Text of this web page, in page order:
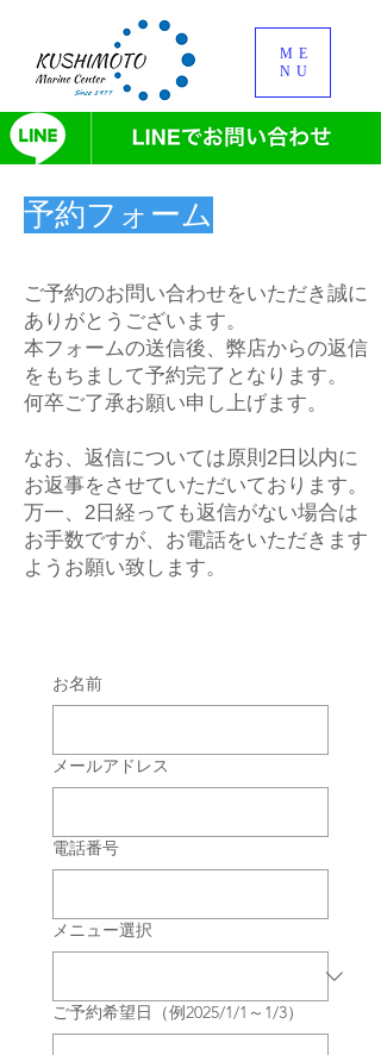
ME
NU
予約フォーム
ご予約のお問い合わせをいただき誠に
ありがとうございます。
本フォームの送信後、弊店からの返信
をもちまして予約完了となります。
何卒ご了承お願い申し上げます。
なお、返信については原則2日以内に
お返事をさせていただいております。
万一、2日経っても返信がない場合は
お手数ですが、お電話をいただきます
ようお願い致します。
お名前
メールアドレス
電話番号
メニュー選択
ご予約希望日（例2025/1/1～1/3）